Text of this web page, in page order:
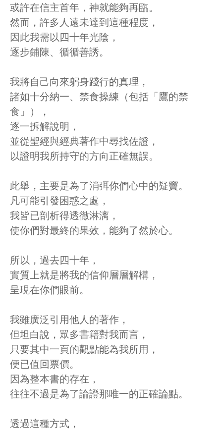
或許在信主首年，神就能夠再臨。
然而，許多人遠未達到這種程度，
因此我需以四十年光陰，
逐步鋪陳、循循善誘。
我將自己向來躬身踐行的真理，
諸如十分納一、禁食操練（包括「鷹的禁
食」），
逐一拆解說明，
並從聖經與經典著作中尋找佐證，
以證明我所持守的方向正確無誤。
此舉，主要是為了消弭你們心中的疑竇。
凡可能引發困惑之處，
我皆已剖析得透徹淋漓，
使你們對最終的果效，能夠了然於心。
所以，過去四十年，
實質上就是將我的信仰層層解構，
呈現在你們眼前。
我雖廣泛引用他人的著作，
但坦白說，眾多書籍對我而言，
只要其中一頁的觀點能為我所用，
便已值回票價。
因為整本書的存在，
往往不過是為了論證那唯一的正確論點。
透過這種方式，